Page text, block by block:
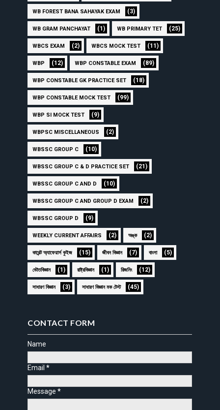
WB FOREST BANA SAHAYAK EXAM (3)
WB GRAM PANCHAYAT (1) WB PRIMARY TET (25)
WBCS EXAM (2) WBCS MOCK TEST (11)
WBP (12) WBP CONSTABLE EXAM (89)
WBP CONSTABLE GK PRACTICE SET (18)
WBP CONSTABLE MOCK TEST (99)
WBP SI MOCK TEST (9)
WBPSC MISCELLANEOUS (2)
WBSSC GROUP C (10)
WBSSC GROUP C & D PRACTICE SET (21)
WBSSC GROUP C AND D (10)
WBSSC GROUP C AND GROUP D EXAM (2)
WBSSC GROUP D (9)
WEEKLY CURRENT AFFAIRS (2) অঙ্ক (2)
কারেন্ট অ্যাফেয়ার্স কুইজ (15) জীবন বিজ্ঞান (7) বাংলা (5)
ভৌতবিজ্ঞান (1) রাষ্ট্রবিজ্ঞান (1) রিজনিং (12)
সাধারণ বিজ্ঞান (3) সাধারণ বিজ্ঞান মক টেস্ট (45)
CONTACT FORM
Name
Email*
Message*